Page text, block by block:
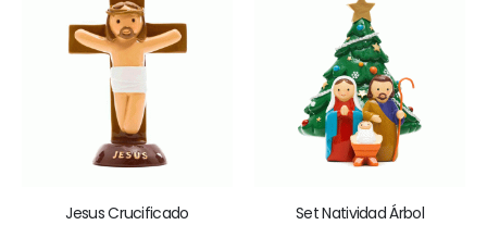
Jesus Crucificado Set Natividad Árbol